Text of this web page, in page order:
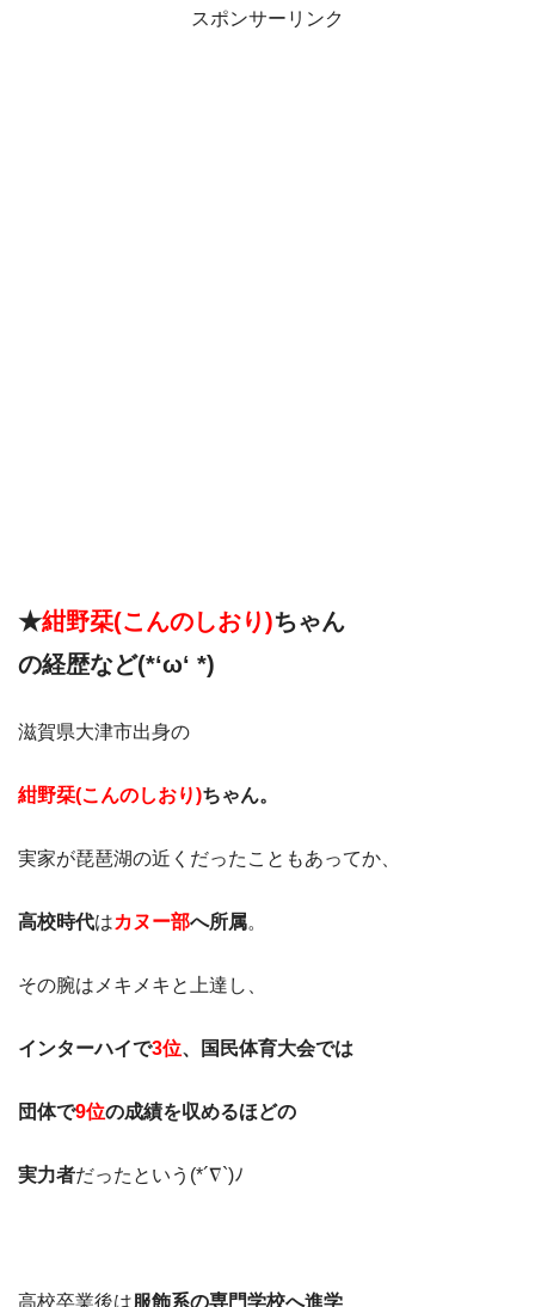
スポンサーリンク
★紺野栞(こんのしおり)ちゃん
の経歴など(*‘ω‘ *)
滋賀県大津市出身の
紺野栞(こんのしおり)ちゃん。
実家が琵琶湖の近くだったこともあってか、
高校時代はカヌー部へ所属。
その腕はメキメキと上達し、
インターハイで3位、国民体育大会では
団体で9位の成績を収めるほどの
実力者だったという(*´∇`)ﾉ
高校卒業後は服飾系の専門学校へ進学